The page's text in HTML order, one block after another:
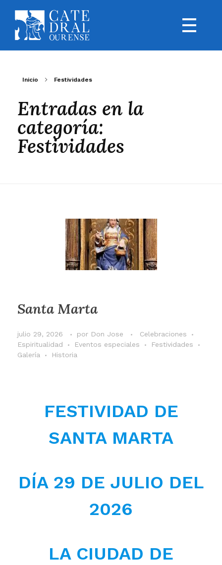
Inicio Festividades
Entradas en la
categoría:
Festividades
Santa Marta
julio 29, 2026 por Don Jose
Celebraciones
Espiritualidad
Eventos especiales
Festividades
Galería
Historia
FESTIVIDAD DE
SANTA MARTA
DÍA 29 DE JULIO DEL
2026
LA CIUDAD DE